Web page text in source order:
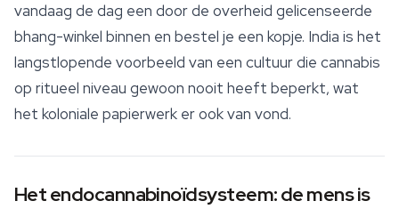
vandaag de dag een door de overheid gelicenseerde
bhang-winkel binnen en bestel je een kopje. India is het
langstlopende voorbeeld van een cultuur die cannabis
op ritueel niveau gewoon nooit heeft beperkt, wat
het koloniale papierwerk er ook van vond.
Het endocannabinoïdsysteem: de mens is